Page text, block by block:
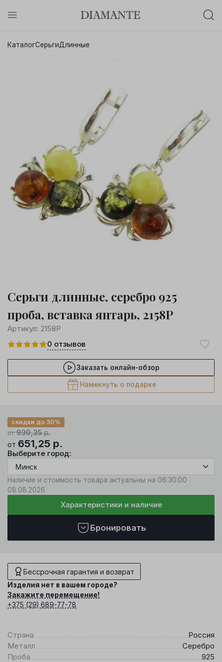
Осталось:
КаталогСерьгиДлинные
Серьги длинные, серебро 925
проба, вставка янтарь, 2158Р
Артикул: 2158Р
0 отзывов
Заказать онлайн-обзор
Намекнуть о подарке
от930,35р.
скидки до 30%
от 651,25 р.
Выберите город:
Наличие и стоимость товара актуальны на 06:30:00
08.08.2026
Характеристики и наличие
Бронировать
Бессрочная гарантия и возврат
Изделия нет в вашем городе?
Закажите перемещение!
+375 (29) 689-77-78
Страна
Россия
Металл
Серебро
Проба
925